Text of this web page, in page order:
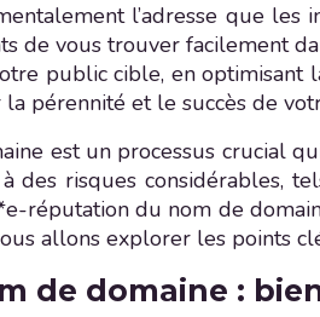
l’adresse que
de vous trouver facilement
public cible, en
pérennité et le succès de
est un processus crucial
des risques considérables,
réputation du nom de
allons explorer les points
de domaine :